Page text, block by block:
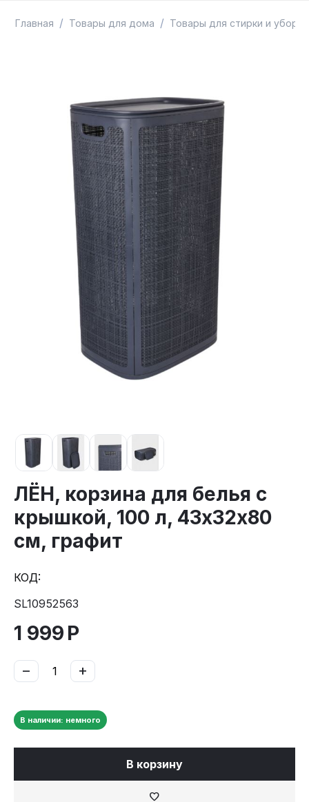
Главная / Товары для дома / Товары для стирки и уборки
ЛЁН, корзина для белья с
крышкой, 100 л, 43х32х80
см, графит
КОД:
SL10952563
1 999 Р
+
−
В наличии: немного
В корзину